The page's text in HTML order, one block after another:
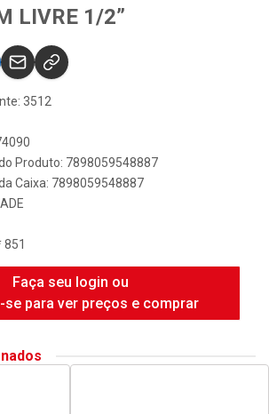
LIVRE 1/2”
3512
Produto: 7898059548887
Caixa: 7898059548887
851
Faça seu login ou
se para ver preços e comprar